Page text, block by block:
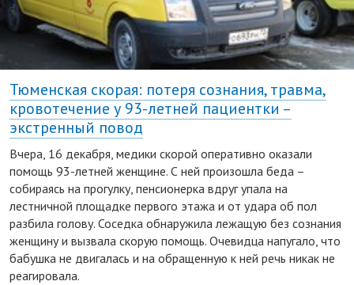
Тюменская скорая: потеря сознания, травма,
кровотечение у 93-летней пациентки –
экстренный повод
Вчера, 16 декабря, медики скорой оперативно оказали
помощь 93-летней женщине. С ней произошла беда –
собираясь на прогулку, пенсионерка вдруг упала на
лестничной площадке первого этажа и от удара об пол
разбила голову. Соседка обнаружила лежащую без сознания
женщину и вызвала скорую помощь. Очевидца напугало, что
бабушка не двигалась и на обращенную к ней речь никак не
реагировала.